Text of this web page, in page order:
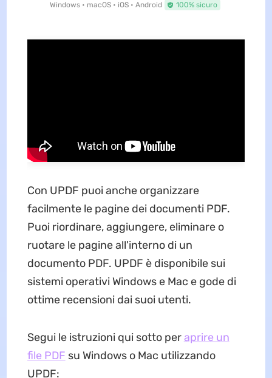
Windows • macOS • iOS • Android 100% sicuro
Con UPDF puoi anche organizzare
facilmente le pagine dei documenti PDF.
Puoi riordinare, aggiungere, eliminare o
ruotare le pagine all'interno di un
documento PDF. UPDF è disponibile sui
sistemi operativi Windows e Mac e gode di
ottime recensioni dai suoi utenti.
Segui le istruzioni qui sotto peraprire un
file PDF su Windows o Mac utilizzando
UPDF: